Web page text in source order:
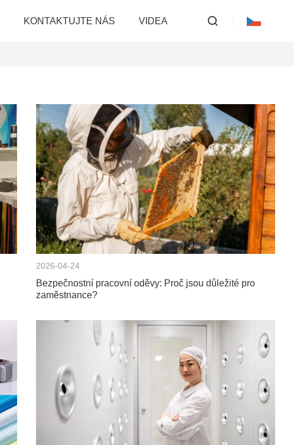
KONTAKTUJTE NÁS VIDEA
2026-04-24
Bezpečnostní pracovní oděvy: Proč jsou důležité pro
zaměstnance?